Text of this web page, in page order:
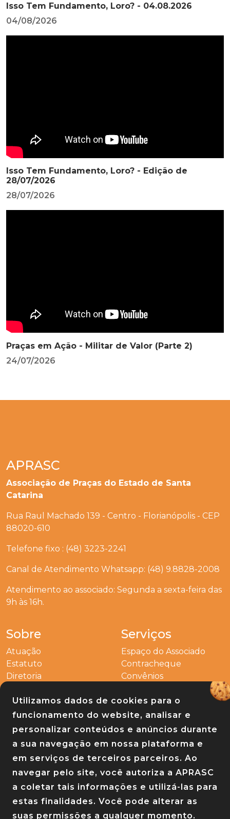
Isso Tem Fundamento, Loro? - 04.08.2026
04/08/2026
Isso Tem Fundamento, Loro? - Edição de
28/07/2026
28/07/2026
Praças em Ação - Militar de Valor (Parte 2)
24/07/2026
Utilizamos dados de cookies para o
funcionamento do website, analisar e
personalizar conteúdos e anúncios durante
a sua navegação em nossa plataforma e
em serviços de terceiros parceiros. Ao
navegar pelo site, você autoriza a APRASC
a coletar tais informações e utilizá-las para
estas finalidades. Você pode alterar as
suas permissões a qualquer momento.
APRASC
Associação de Praças do Estado de Santa
Catarina
Rua Raul Machado 139 - Centro - Florianópolis - CEP
88020-610
Telefone fixo : (48) 3223-2241
Canal de Atendimento Whatsapp: (48) 9.8828-2008
Atendimento ao associado: Segunda a sexta-feira das
9h às 16h.
Sobre
Atuação
Estatuto
Diretoria
Serviços
Espaço do Associado
Contracheque
Convênios
Outros
Entre em contato
Links
Baixe nosso app